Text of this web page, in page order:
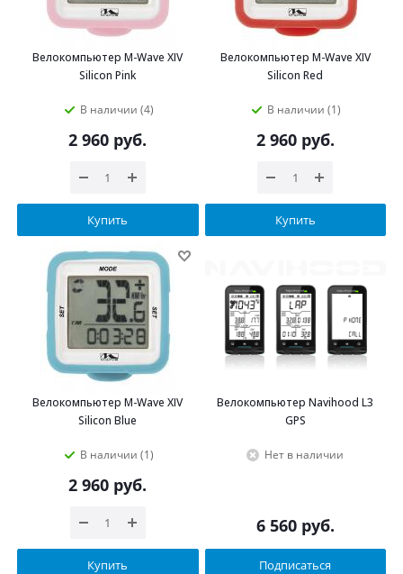
Велокомпьютер M-Wave XIV
Silicon Pink
В наличии (4)
2 960 руб.
Купить
Велокомпьютер M-Wave XIV
Silicon Red
В наличии (1)
2 960руб.
Купить
Велокомпьютер M-Wave XIV
Silicon Blue
В наличии (1)
2 960 руб.
Купить
Велокомпьютер Navihood L3
GPS
Нет в наличии
6 560руб.
Подписаться